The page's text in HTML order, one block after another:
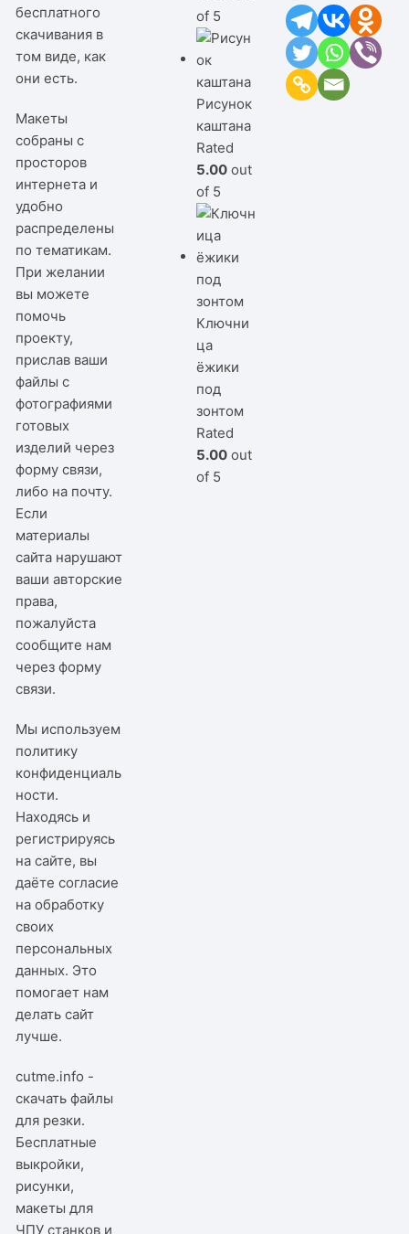
бесплатного
скачивания в
том виде, как
они есть.
Макеты
собраны с
просторов
интернета и
удобно
распределены
по тематикам.
При желании
вы можете
помочь
проекту,
прислав ваши
файлы с
фотографиями
готовых
изделий через
форму связи,
либо на почту.
Если
материалы
сайта нарушают
ваши авторские
права,
пожалуйста
сообщите нам
черезформу
связи.
Мы используем
политику
конфиденциаль
ности.
Находясь и
регистрируясь
на сайте, вы
даёте согласие
на обработку
своих
персональных
данных. Это
помогает нам
делать сайт
лучше.
of 5
Рисунок
каштана
Rated
5.00 out
of 5
Ключни
ца
ёжики
под
зонтом
Rated
5.00 out
of 5
cutme.info -
скачать файлы
для резки.
Бесплатные
выкройки,
рисунки,
макеты для
ЧПУ станков и